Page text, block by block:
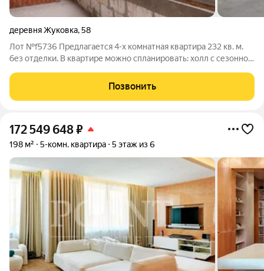
деревня Жуковка,58
Лот №f5736 Предлагается 4-х комнатная квартира 232 кв. м.
без отделки. В квартире можно спланировать: холл с сезонной
гостиную с балконом, 3 спальни с ванными комнатами и
гардеробными. Приятные
Позвонить
172 549 648₽
198 м² 5-комн. квартира 5 этаж из 6